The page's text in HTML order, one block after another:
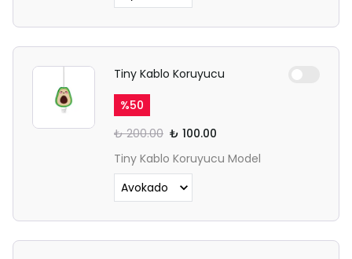
Tiny Kablo Koruyucu
%50
₺ 200.00 ₺ 100.00
Tiny Kablo Koruyucu Model